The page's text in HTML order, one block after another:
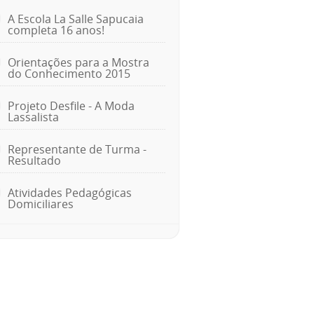
A Escola La Salle Sapucaia
completa 16 anos!
Orientações para a Mostra
do Conhecimento 2015
Projeto Desfile - A Moda
Lassalista
Representante de Turma -
Resultado
Atividades Pedagógicas
Domiciliares